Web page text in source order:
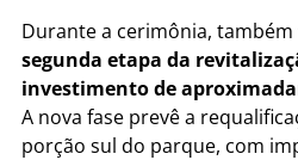
Durante a cerimônia, também
segunda etapa da
investimento de
A nova fase prevê a
porção sul do parque, com